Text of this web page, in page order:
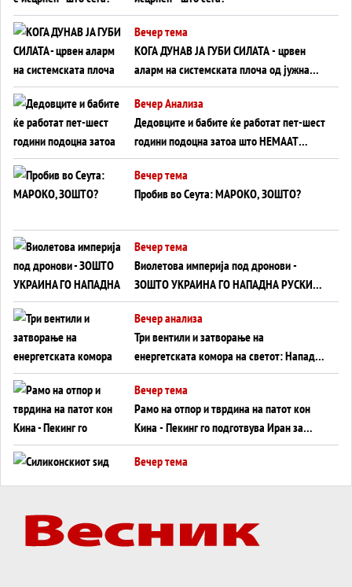
Вечер тема
КОГА ДУНАВ ЈА ГУБИ СИЛАТА - црвен
аларм на системската плоча од јужна
Германија до Црното Море...
Вечер Анализа
Дедовците и бабите ќе работат пет-шест
години подоцна затоа што НЕМААТ
ВНУЦИ ДА ГИ ЗАМЕНАТ
Вечер тема
Пробив во Сеута: МАРОКО, ЗОШТО?
Вечер тема
Виолетова империја под дронови -
ЗОШТО УКРАИНА ГО НАПАДНА РУСКИОТ
WILDBERRIES
Вечер анализа
Три вентили и затворање на
енергетската комора на светот: Нападот
во Суец најавува глобален енергетски
инфаркт?
Вечер тема
Рамо на отпор и тврдина на патот кон
Кина - Пекинг го подготвува Иран за
американска копнена инвазија
Вечер тема
Вечер тема